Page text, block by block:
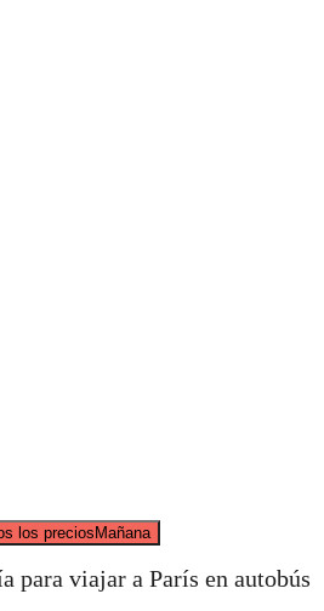
los preciosMañana
para viajar a París en autobús